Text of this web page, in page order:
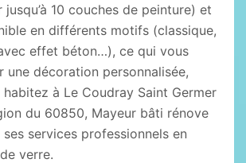
10 couches de peinture) et
en différents motifs (classique,
effet béton…), ce qui vous
une décoration personnalisée,
à Le Coudray Saint Germer
du 60850, Mayeur bâti rénove
services professionnels en
verre.